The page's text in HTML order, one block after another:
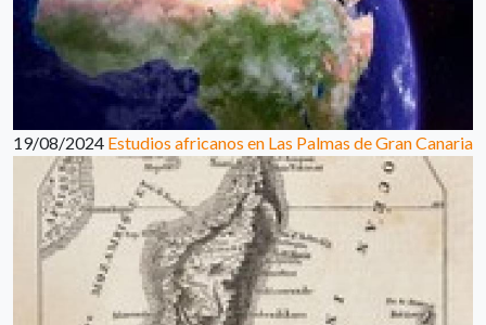
19/08/2024 Estudios africanos en Las Palmas de Gran Canaria